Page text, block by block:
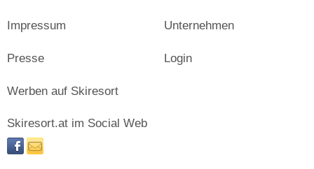
Impressum
Presse
Unternehmen
Login
Werben auf Skiresort
Skiresort.at im Social Web
facebooknewsletter